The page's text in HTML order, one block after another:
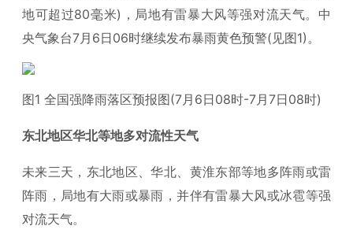
地可超过80毫米)，局地有雷暴大风等强对流天气。中
央气象台7月6日06时继续发布暴雨黄色预警(见图1)。
图1 全国强降雨落区预报图(7月6日08时-7月7日08时)
东北地区华北等地多对流性天气
未来三天，东北地区、华北、黄淮东部等地多阵雨或雷
阵雨，局地有大雨或暴雨，并伴有雷暴大风或冰雹等强
对流天气。